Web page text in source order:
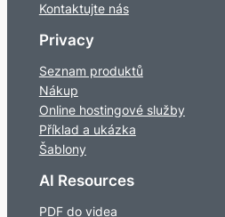
Kontaktujte nás
Privacy
Seznam produktů
Nákup
Online hostingové služby
Příklad a ukázka
Šablony
AI Resources
PDF do videa